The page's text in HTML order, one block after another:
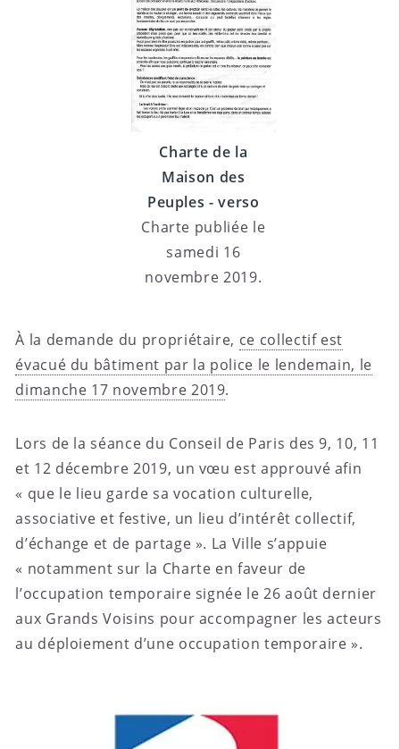
Charte de la
Maison des
Peuples - verso
Charte publiée le
samedi 16
novembre 2019.
À la demande du propriétaire, ce collectif est
évacué du bâtiment par la police le lendemain, le
dimanche 17 novembre 2019.
Lors de la séance du Conseil de Paris des 9, 10, 11
et 12 décembre 2019, un vœu est approuvé afin
« que le lieu garde sa vocation culturelle,
associative et festive, un lieu d’intérêt collectif,
d’échange et de partage ». La Ville s’appuie
« notamment sur la Charte en faveur de
l’occupation temporaire signée le 26 août dernier
aux Grands Voisins pour accompagner les acteurs
au déploiement d’une occupation temporaire ».